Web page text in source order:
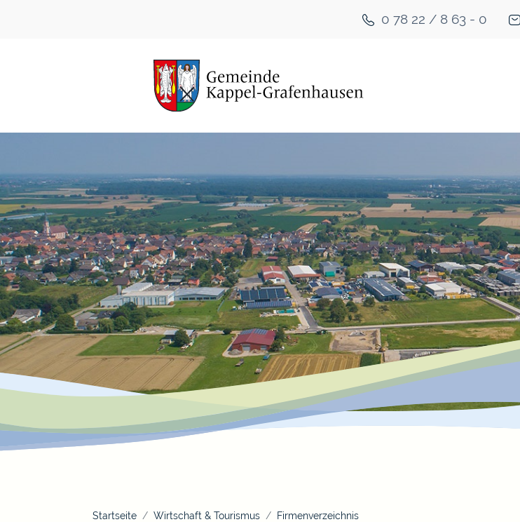
0 78 22 / 8 63 - 0
Startseite Wirtschaft & Tourismus Firmenverzeichnis